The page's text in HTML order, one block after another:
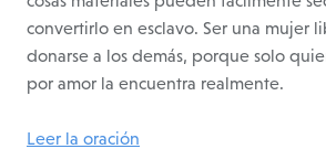
convertirlo en esclavo. Ser una mujer
donarse a los demás, porque solo
por amor la encuentra realmente.
Leer la oración